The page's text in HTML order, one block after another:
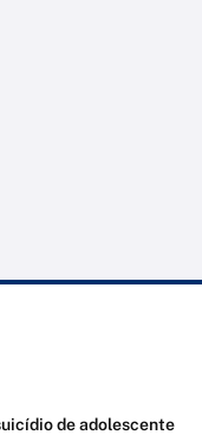
de adolescente